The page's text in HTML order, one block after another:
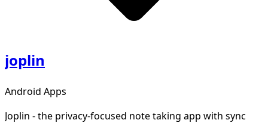
joplin
Android Apps
Joplin - the privacy-focused note taking app with sync